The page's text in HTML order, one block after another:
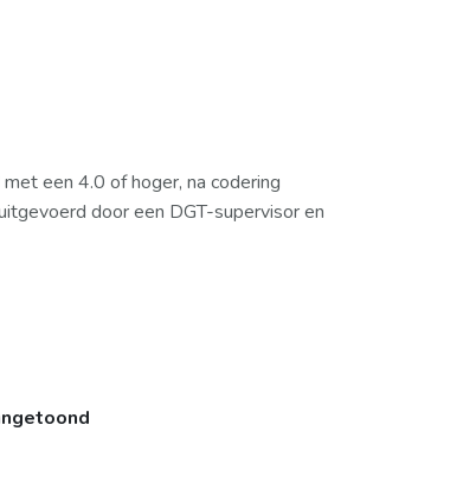
een 4.0 of hoger, na codering
door een DGT-supervisor en